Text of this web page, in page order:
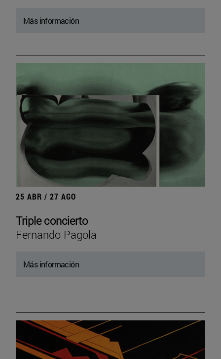
Más información
25 ABR / 27 AGO
Triple concierto
Fernando Pagola
Más información